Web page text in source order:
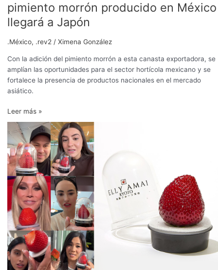
pimiento morrón producido en México
llegará a Japón
.México, .rev2 / Ximena González
Con la adición del pimiento morrón a esta canasta exportadora, se
amplían las oportunidades para el sector hortícola mexicano y se
fortalece la presencia de productos nacionales en el mercado
asiático.
Leer más »
fresa
de
US$20
que
enloquece
TikTok:
¿delicia
‘gourmet’
o
puro
‘hype’?